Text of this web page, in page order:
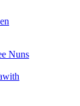
Nuns